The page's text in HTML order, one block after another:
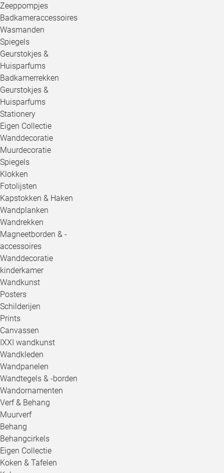
Zeeppompjes
Badkameraccessoires
Wasmanden
Spiegels
Geurstokjes &
Huisparfums
Badkamerrekken
Geurstokjes &
Huisparfums
Stationery
Eigen Collectie
Wanddecoratie
Muurdecoratie
Spiegels
Klokken
Fotolijsten
Kapstokken & Haken
Wandplanken
Wandrekken
Magneetborden & -
accessoires
Wanddecoratie
kinderkamer
Wandkunst
Posters
Schilderijen
Prints
Canvassen
IXXI wandkunst
Wandkleden
Wandpanelen
Wandtegels & -borden
Wandornamenten
Verf & Behang
Muurverf
Behang
Behangcirkels
Eigen Collectie
Koken & Tafelen